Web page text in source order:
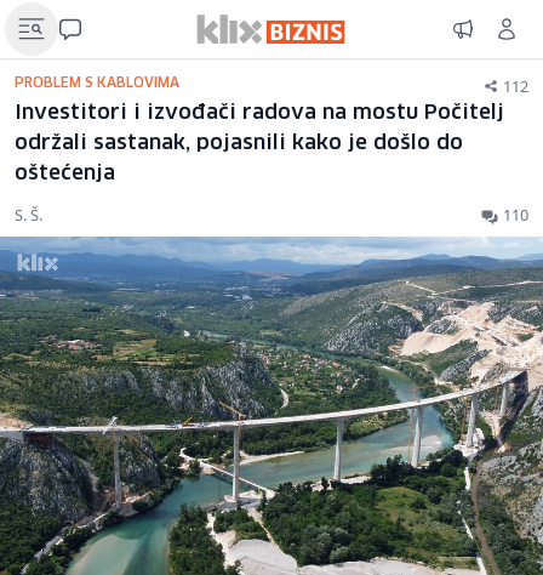
PROBLEM S KABLOVIMA 112
Investitori i izvođači radova na mostu Počitelj
održali sastanak, pojasnili kako je došlo do
oštećenja
S. Š. 110